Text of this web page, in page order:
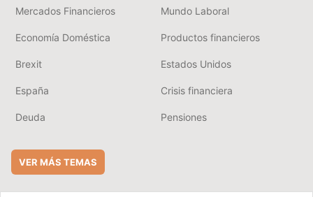
Mercados Financieros Mundo Laboral
Economía Doméstica Productos financieros
Brexit Estados Unidos
España Crisis financiera
Deuda Pensiones
VER MÁS TEMAS